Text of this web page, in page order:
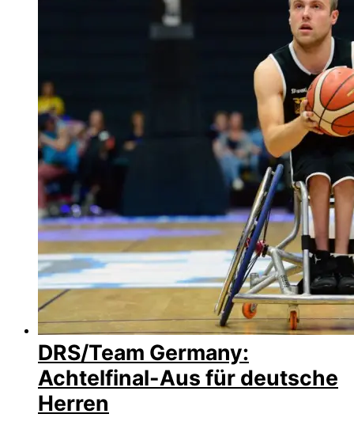
DRS/Team Germany:
Achtelfinal-Aus für deutsche
Herren